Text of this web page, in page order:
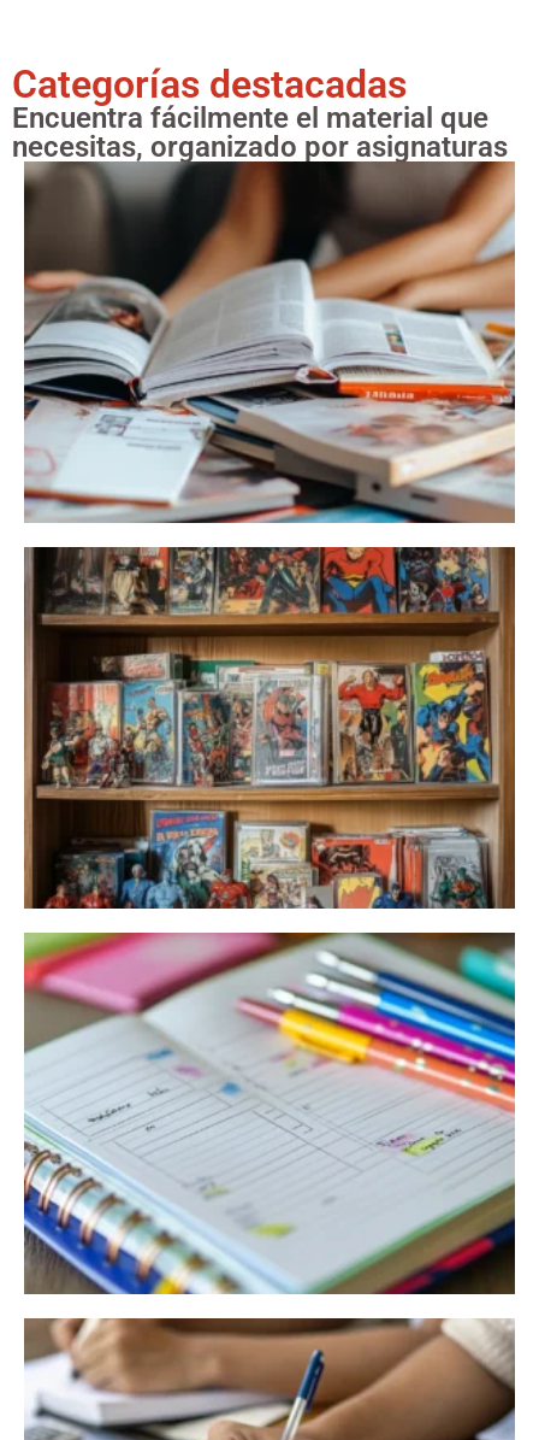
Categorías destacadas
Encuentra fácilmente el material que
necesitas, organizado por asignaturas